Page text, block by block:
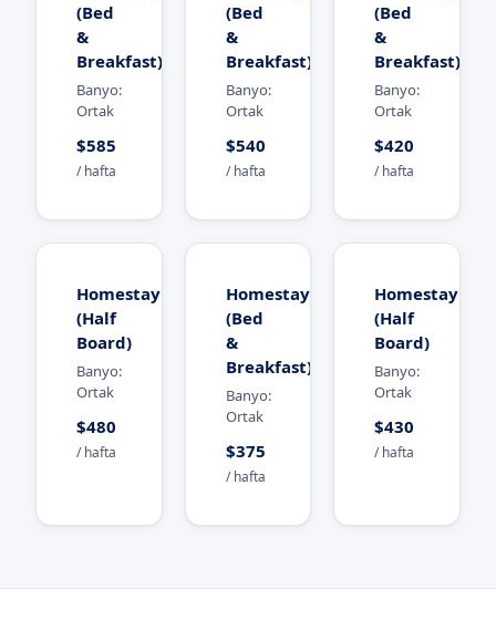
(Bed
&
Breakfast)
Banyo:
Ortak
$585
/ hafta
(Bed
&
Breakfast)
Banyo:
Ortak
$540
/ hafta
(Bed
&
Breakfast)
Banyo:
Ortak
$420
/ hafta
Homestay
(Half
Board)
Banyo:
Ortak
$480
/ hafta
Homestay
(Bed
&
Breakfast)
Banyo:
Ortak
$375
/ hafta
Homestay
(Half
Board)
Banyo:
Ortak
$430
/ hafta